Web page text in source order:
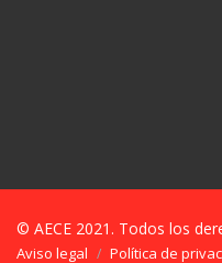
© AECE 2021. Todos los
Aviso legal Política de